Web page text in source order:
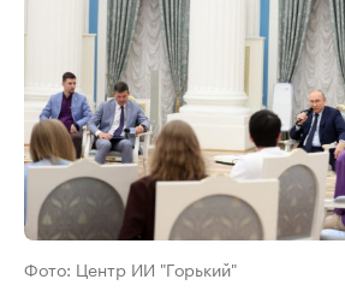
Фото: Центр ИИ "Горький"